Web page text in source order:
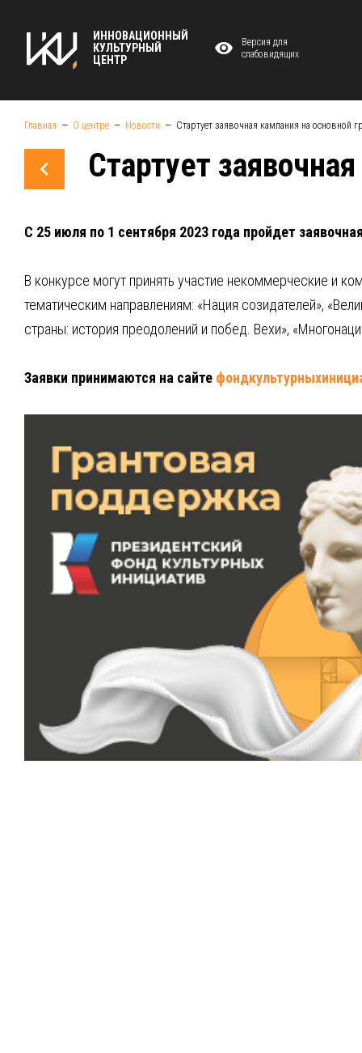
ИННОВАЦИОННЫЙ
КУЛЬТУРНЫЙ
ЦЕНТР
Версия для
слабовидящих
Главная О центре Новости Стартует заявочная кампания на основной
Стартует
С 25 июля по 1 сентября 2023 года пройдет
В конкурсе могут принять участие некоммерческие и
тематическим направлениям: «Нация созидателей»,
страны: история преодолений и побед. Вехи»,
Заявки принимаются на сайте